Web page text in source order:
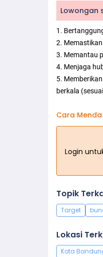
Lowongan
1.
2.
3. Memantau
4. Menjaga
5.
berkala
Cara
Login
Topik
Target
Lokasi
Kota